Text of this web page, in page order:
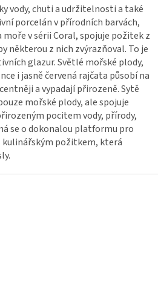
a
c
í
p
r
v
k
y
v
ý
i
s
v
á
n
í
vody, chuti a udržitelnosti a také
porcelán v přírodních barvách,
v sérii Coral, spojuje požitek z
některou z nich zvýrazňoval. To je
glazur. Světlé mořské plody,
i jasně červená rajčata působí na
a vypadají přirozeně. Sytě
mořské plody, ale spojuje
pocitem vody, přírody,
se o dokonalou platformu pro
kulinářským požitkem, která